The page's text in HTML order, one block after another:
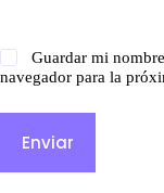
Guardar mi
navegador para la
Enviar